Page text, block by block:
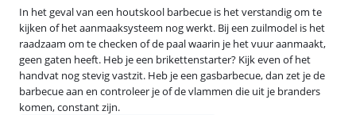
In het geval van een houtskool barbecue is het verstandig om te
kijken of het aanmaaksysteem nog werkt. Bij een zuilmodel is het
raadzaam om te checken of de paal waarin je het vuur aanmaakt,
geen gaten heeft. Heb je een brikettenstarter? Kijk even of het
handvat nog stevig vastzit. Heb je een gasbarbecue, dan zet je de
barbecue aan en controleer je of de vlammen die uit je branders
komen, constant zijn.